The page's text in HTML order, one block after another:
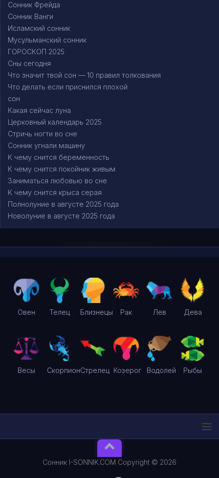
Сонник Фрейда
Сонник Ванги
Исламский сонник
Мусульманский сонник
ГОРОСКОП 2025
Сны сегодня
Что значит твой сон — 10 правил толкования
Что делать если приснился плохой
сон
Какая сейчас луна
Церковный календарь 2025
Стричь ногти во сне
Сонник угнали машину
К чему снится беременность
К чему снится покойник живым
Заниматься любовью во сне
К чему снится крыса серая
Полнолуние в августе 2025 года
Новолуние в августе 2025 года
Овен Телец Близнецы Рак Лев Дева
Весы СкорпионСтрелец Козерог Водолей Рыбы
Сонник I-SONNIK.COM Copyright © 2026